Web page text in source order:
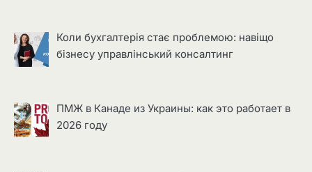
Коли бухгалтерія стає проблемою: навіщо
бізнесу управлінський консалтинг
ПМЖ в Канаде из Украины: как это работает в
2026 году